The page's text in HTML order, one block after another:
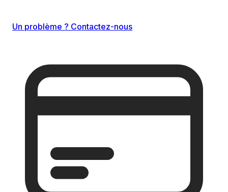
Un problème ? Contactez-nous